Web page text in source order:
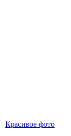
Красивое фото